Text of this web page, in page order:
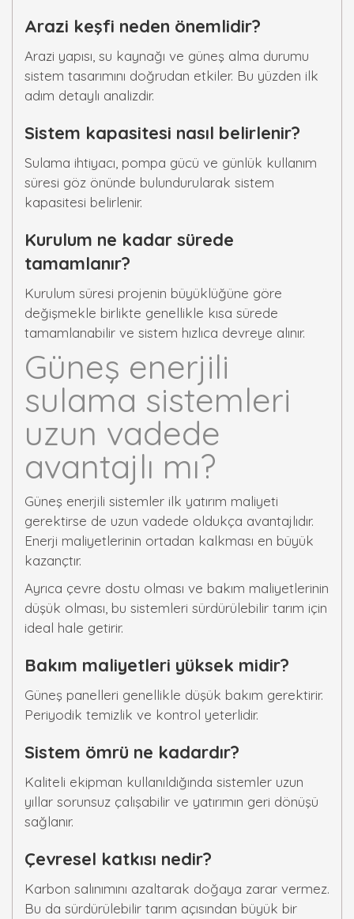
Arazi keşfi neden önemlidir?
Arazi yapısı, su kaynağı ve güneş alma durumu
sistem tasarımını doğrudan etkiler. Bu yüzden ilk
adım detaylı analizdir.
Sistem kapasitesi nasıl belirlenir?
Sulama ihtiyacı, pompa gücü ve günlük kullanım
süresi göz önünde bulundurularak sistem
kapasitesi belirlenir.
Kurulum ne kadar sürede
tamamlanır?
Kurulum süresi projenin büyüklüğüne göre
değişmekle birlikte genellikle kısa sürede
tamamlanabilir ve sistem hızlıca devreye alınır.
Güneş enerjili
sulama sistemleri
uzun vadede
avantajlı mı?
Güneş enerjili sistemler ilk yatırım maliyeti
gerektirse de uzun vadede oldukça avantajlıdır.
Enerji maliyetlerinin ortadan kalkması en büyük
kazançtır.
Ayrıca çevre dostu olması ve bakım maliyetlerinin
düşük olması, bu sistemleri sürdürülebilir tarım için
ideal hale getirir.
Bakım maliyetleri yüksek midir?
Güneş panelleri genellikle düşük bakım gerektirir.
Periyodik temizlik ve kontrol yeterlidir.
Sistem ömrü ne kadardır?
Kaliteli ekipman kullanıldığında sistemler uzun
yıllar sorunsuz çalışabilir ve yatırımın geri dönüşü
sağlanır.
Çevresel katkısı nedir?
Karbon salınımını azaltarak doğaya zarar vermez.
Bu da sürdürülebilir tarım açısından büyük bir